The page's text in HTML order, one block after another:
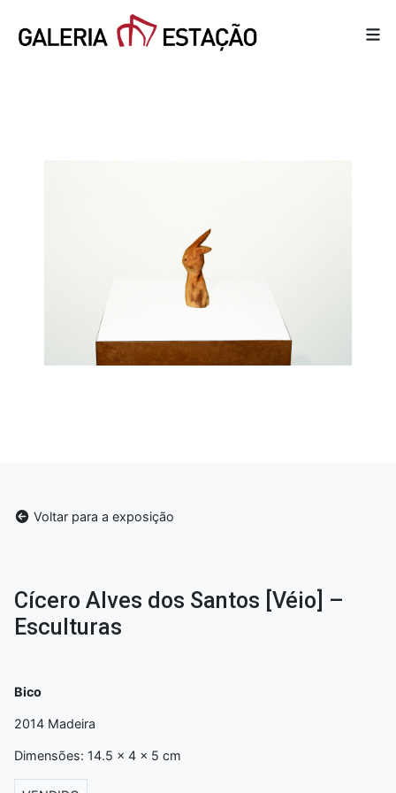
Voltar para a exposição
Cícero Alves dos Santos [Véio] –
Esculturas
Bico
2014 Madeira
Dimensões: 14.5 x 4 x 5 cm